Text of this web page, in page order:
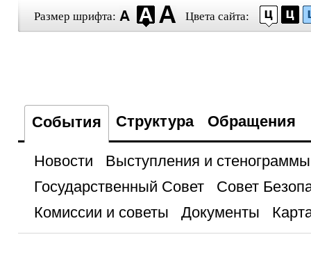
Размер шрифта: Цвета сайта:
События Структура Обращения
Новости
Выступления и стенограммы
Государственный Совет
Совет
Комиссии и советы
Документы